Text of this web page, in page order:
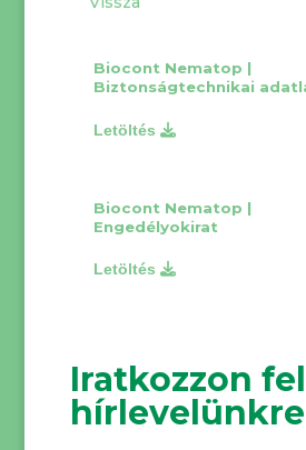
Biocont Nematop |
Biztonságtechnikai
Biocont Nematop |
Engedélyokirat
Iratkozzon fel